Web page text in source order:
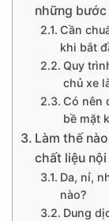
những bước
Cần
khi bắt
Quy
chủ xe
Có nên
bề mặt
Làm thế
chất liệu
Da, nỉ,
nào?
Dung